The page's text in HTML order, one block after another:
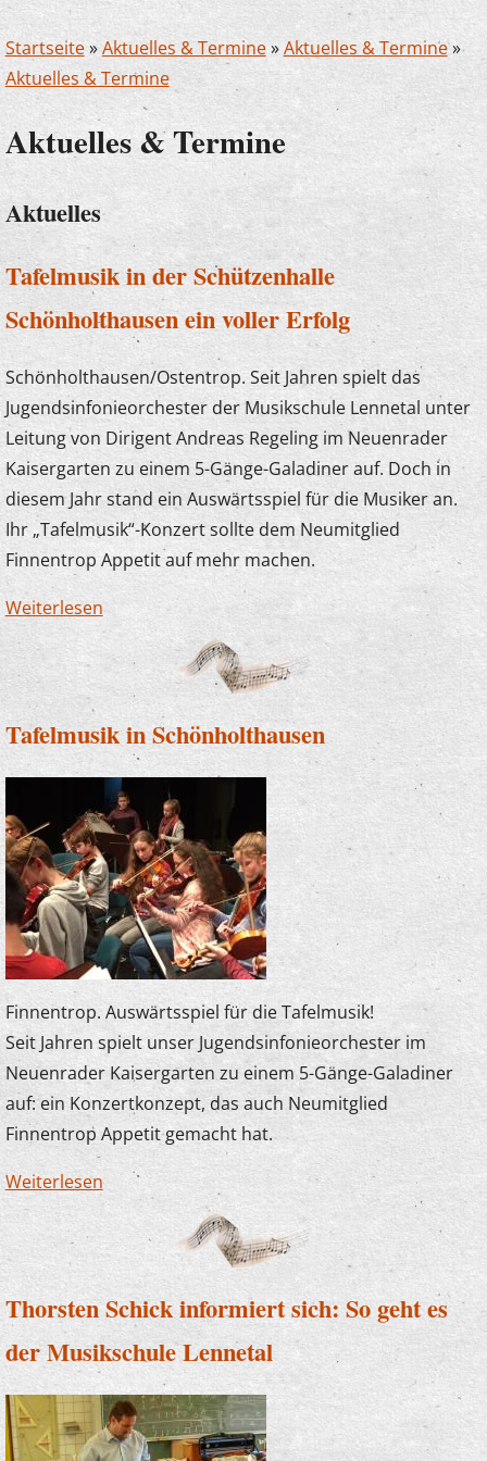
Startseite»Aktuelles & Termine»Aktuelles & Termine»
Aktuelles & Termine
Aktuelles & Termine
Aktuelles
Tafelmusik in der Schützenhalle
Schönholthausen ein voller Erfolg
Schönholthausen/Ostentrop. Seit Jahren spielt das
Jugendsinfonieorchester der Musikschule Lennetal unter
Leitung von Dirigent Andreas Regeling im Neuenrader
Kaisergarten zu einem 5-Gänge-Galadiner auf. Doch in
diesem Jahr stand ein Auswärtsspiel für die Musiker an.
Ihr „Tafelmusik“-Konzert sollte dem Neumitglied
Finnentrop Appetit auf mehr machen.
Weiterlesen über Tafelmusik in der Schützenhalle
Schönholthausen ein voller Erfolg
Tafelmusik in Schönholthausen
Finnentrop. Auswärtsspiel für die Tafelmusik!
Seit Jahren spielt unser Jugendsinfonieorchester im
Neuenrader Kaisergarten zu einem 5-Gänge-Galadiner
auf: ein Konzertkonzept, das auch Neumitglied
Finnentrop Appetit gemacht hat.
Weiterlesenüber Tafelmusik in Schönholthausen
Thorsten Schick informiert sich: So geht es
der Musikschule Lennetal